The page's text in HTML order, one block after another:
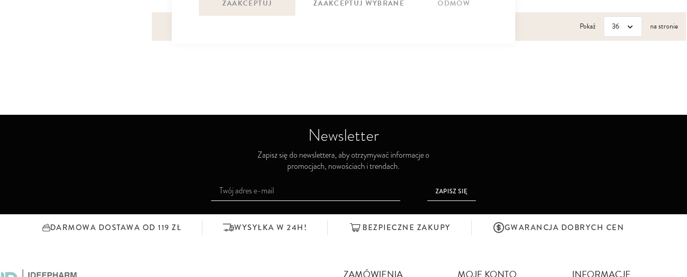
ZAAKCEPTUJ ZAAKCEPTUJ WYBRANE ODMÓW
Pokaż na stronie
Newsletter
Zapisz się do newslettera, aby otrzymywać informacje o
promocjach, nowościach i trendach.
u
ZAPISZ SIĘ
DARMOWA DOSTAWA OD 119 ZŁ WYSYŁKA W 24H! BEZPIECZNE ZAKUPY GWARANCJA DOBRYCH CEN
ZAMÓWIENIA MOJE KONTO INFORMACJE